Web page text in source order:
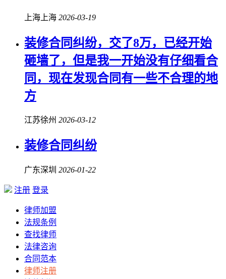
上海上海 2026-03-19
装修合同纠纷，交了8万，已经开始
砸墙了，但是我一开始没有仔细看合
同，现在发现合同有一些不合理的地
方
江苏徐州 2026-03-12
装修合同纠纷
广东深圳 2026-01-22
注册 登录
律师加盟
法规条例
查找律师
法律咨询
合同范本
律师注册